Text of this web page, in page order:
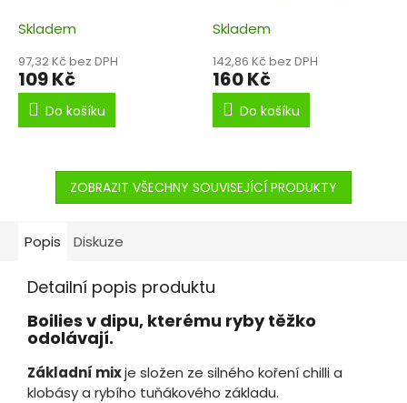
klobása.
Skladem
97,32 Kč bez DPH
109 Kč
Do košíku
přichutí klobásky.
Skladem
142,86 Kč bez DPH
160 Kč
Do košíku
ZOBRAZIT VŠECHNY SOUVISEJÍCÍ PRODUKTY
Popis Diskuze
Detailní popis produktu
Boilies v dipu, kterému ryby těžko
odolávají.
Základní mixje složen ze silného koření chilli a
klobásy a rybího tuňákového základu.